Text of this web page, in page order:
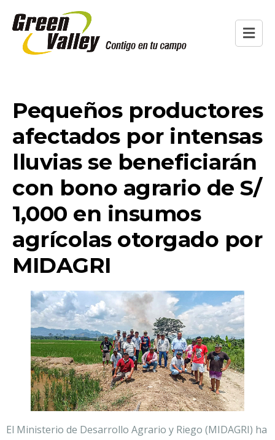
Pequeños productores
afectados por intensas
lluvias se beneficiarán
con bono agrario de S/
1,000 en insumos
agrícolas otorgado por
MIDAGRI
El Ministerio de Desarrollo Agrario y Riego (MIDAGRI) ha